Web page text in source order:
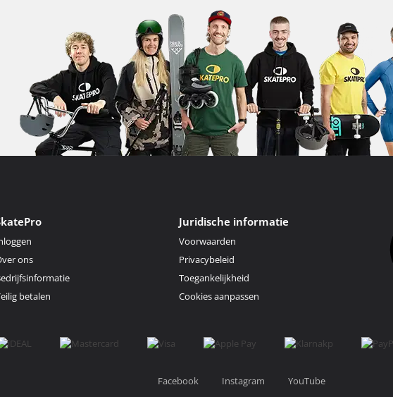
ons
betalen
Juridische informatie
Voorwaarden
Privacybeleid
Toegankelijkheid
Cookies aanpassen
Facebook Instagram YouTube